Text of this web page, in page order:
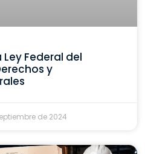
Federal del
y
de 2024